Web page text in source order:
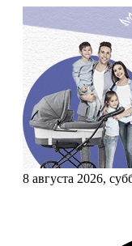
8 августа 2026,